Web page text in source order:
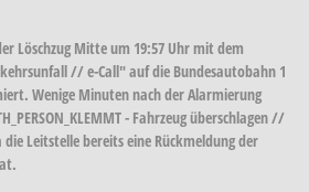
Löschzug Mitte um 19:57 Uhr mit dem
// e-Call" auf die Bundesautobahn 1
Wenige Minuten nach der Alarmierung
- Fahrzeug überschlagen //
Leitstelle bereits eine Rückmeldung der